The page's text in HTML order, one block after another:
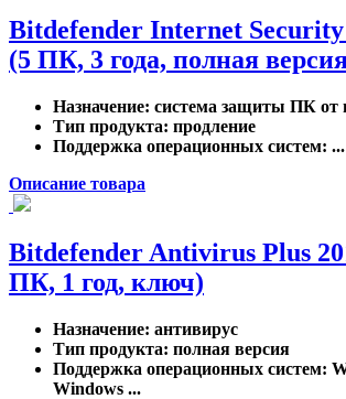
Bitdefender Internet Security
(5 ПК, 3 года, полная
Назначение: система защиты ПК от
Тип продукта: продление
Поддержка операционных систем: ...
Описание товара
Bitdefender Antivirus Plus
ПК, 1 год, ключ)
Назначение: антивирус
Тип продукта: полная версия
Поддержка операционных систем:
Windows ...